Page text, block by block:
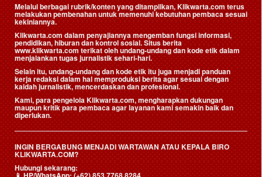
Melalui berbagai rubrik/konten yang ditampilkan, Klikwarta.com terus
melakukan pembenahan untuk memenuhi kebutuhan pembaca sesuai
kekiniannya.
Klikwarta.com dalam penyajiannya mengemban fungsi informasi,
pendidikan, hiburan dan kontrol sosial. Situs berita
www.klikwarta.com terikat oleh undang-undang dan kode etik dalam
menjalankan tugas jurnalistik sehari-hari.
Selain itu, undang-undang dan kode etik itu juga menjadi panduan
kerja redaksi dalam hal memproduksi berita agar sesuai dengan
kaidah jurnalistik, mencerdaskan dan profesional.
Kami, para pengelola Klikwarta.com, mengharapkan dukungan
maupun kritik para pembaca agar layanan kami semakin baik dan
diperlukan.
INGIN BERGABUNG MENJADI WARTAWAN ATAU KEPALA BIRO
KLIKWARTA.COM?
Hubungi sekarang: